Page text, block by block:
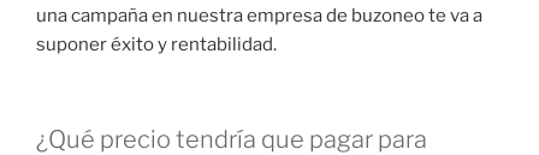
una campaña en nuestra empresa de buzoneo te va a
suponer éxito y rentabilidad.
¿Qué precio tendría que pagar para